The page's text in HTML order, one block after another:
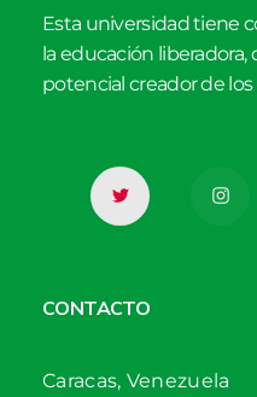
Esta universidad tiene
la educación
potencial creador de
CONTACTO
Caracas, Venezuela